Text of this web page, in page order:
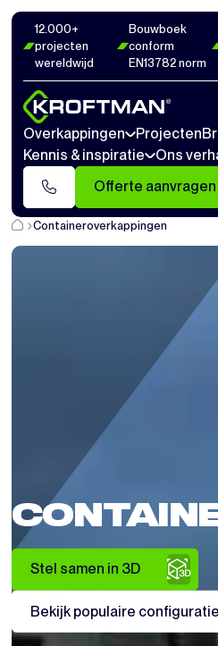
12.000+
projecten
wereldwijd
Bouwboek
conform
EN13782 norm
Overkappingen Projecten
Kennis & inspiratie
Ons
Offerte aanvragen
Containeroverkappingen
Stel samen in 3D
Bekijk populaire